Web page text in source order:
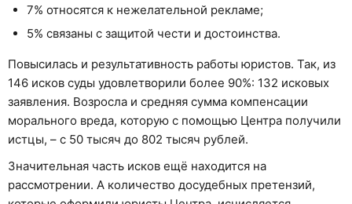
7% относятся к нежелательной рекламе;
5% связаны с защитой чести и достоинства.
Повысилась и результативность работы юристов. Так, из
146 исков суды удовлетворили более 90%: 132 исковых
заявления. Возросла и средняя сумма компенсации
морального вреда, которую с помощью Центра получили
истцы, – с 50 тысяч до 802 тысяч рублей.
Значительная часть исков ещё находится на
рассмотрении. А количество досудебных претензий,